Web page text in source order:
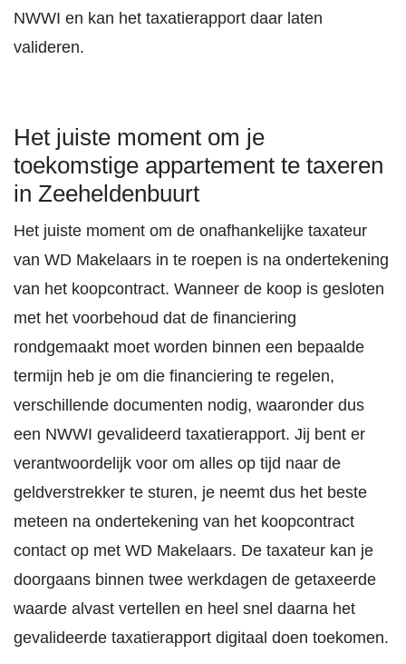
NWWI en kan het taxatierapport daar laten
valideren.
Het juiste moment om je
toekomstige appartement te taxeren
in Zeeheldenbuurt
Het juiste moment om de onafhankelijke taxateur
van WD Makelaars in te roepen is na ondertekening
van het koopcontract. Wanneer de koop is gesloten
met het voorbehoud dat de financiering
rondgemaakt moet worden binnen een bepaalde
termijn heb je om die financiering te regelen,
verschillende documenten nodig, waaronder dus
een NWWI gevalideerd taxatierapport. Jij bent er
verantwoordelijk voor om alles op tijd naar de
geldverstrekker te sturen, je neemt dus het beste
meteen na ondertekening van het koopcontract
contact op met WD Makelaars. De taxateur kan je
doorgaans binnen twee werkdagen de getaxeerde
waarde alvast vertellen en heel snel daarna het
gevalideerde taxatierapport digitaal doen toekomen.